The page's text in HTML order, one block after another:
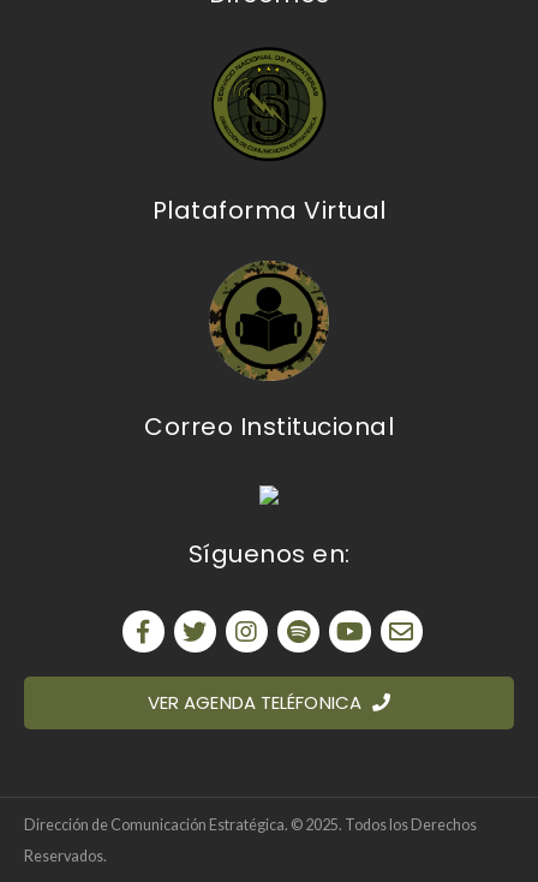
Plataforma Virtual
Correo Institucional
Síguenos en:
VER AGENDA TELÉFONICA
Dirección de Comunicación Estratégica. © 2025. Todos los Derechos
Reservados.